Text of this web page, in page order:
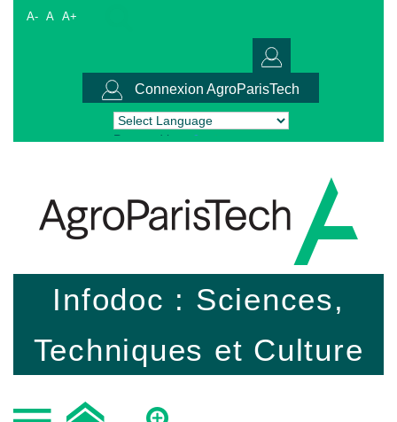
A- A A+
Connexion AgroParisTech
Powered by Translate
Infodoc : Sciences,
Techniques et Culture